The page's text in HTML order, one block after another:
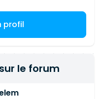
profil
le forum